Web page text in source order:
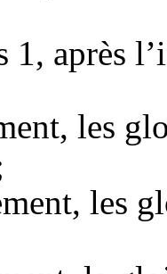
1, après
les
les